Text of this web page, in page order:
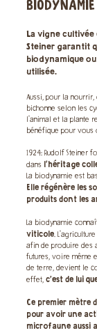
BIODYNAMIE
La vigne cultivée
Steiner garantit
biodynamique
utilisée.
Aussi, pour la
bichonne selon les
l'animal et la plante
bénéfique pour vous
1924: Rudolf Steiner
dans l’héritage
La biodynamie est
Elle régénère les
produits dont les
La biodynamie
viticole.
afin de produire des
futures, voire même
de terre, devient le
effet,c'est de lui
Ce premier mètre
pour avoir une
microfaune aussi